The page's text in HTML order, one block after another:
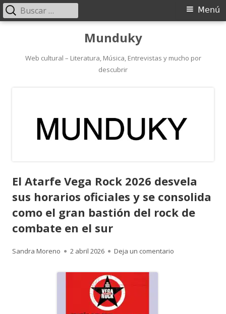
contenido
Munduky
Web cultural – Literatura, Música, Entrevistas y mucho por
descubrir
Menú
Menú
Buscar:
El Atarfe Vega Rock 2026 desvela
sus horarios oficiales y se consolida
como el gran bastión del rock de
combate en el sur
Autor
Sandra Moreno
Publicado
2 abril 2026 Deja un comentario